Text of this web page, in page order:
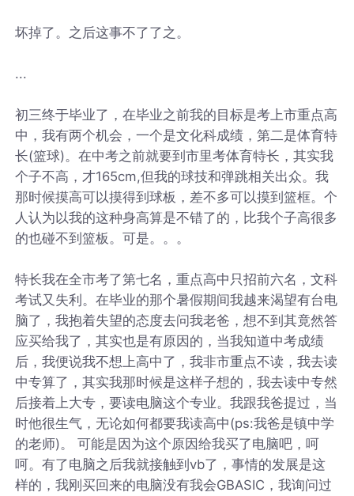
坏掉了。之后这事不了了之。
...
初三终于毕业了，在毕业之前我的目标是考上市重点高
中，我有两个机会，一个是文化科成绩，第二是体育特
长(篮球)。在中考之前就要到市里考体育特长，其实我
个子不高，才165cm,但我的球技和弹跳相关出众。我
那时候摸高可以摸得到球板，差不多可以摸到篮框。个
人认为以我的这种身高算是不错了的，比我个子高很多
的也碰不到篮板。可是。。。
特长我在全市考了第七名，重点高中只招前六名，文科
考试又失利。在毕业的那个暑假期间我越来渴望有台电
脑了，我抱着失望的态度去问我老爸，想不到其竟然答
应买给我了，其实也是有原因的，当我知道中考成绩
后，我便说我不想上高中了，我非市重点不读，我去读
中专算了，其实我那时候是这样子想的，我去读中专然
后接着上大专，要读电脑这个专业。我跟我爸提过，当
时他很生气，无论如何都要我读高中(ps:我爸是镇中学
的老师)。 可能是因为这个原因给我买了电脑吧，呵
呵。有了电脑之后我就接触到vb了，事情的发展是这
样的，我刚买回来的电脑没有我会GBASIC，我询问过